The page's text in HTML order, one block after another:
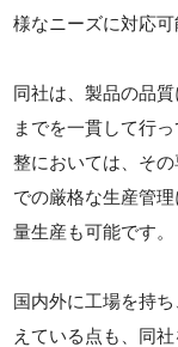
様なニーズに対応可
同社は、製品の品
までを一貫して行
整においては、そ
での厳格な生産管
量生産も可能です。
国内外に工場を持
えている点も、同